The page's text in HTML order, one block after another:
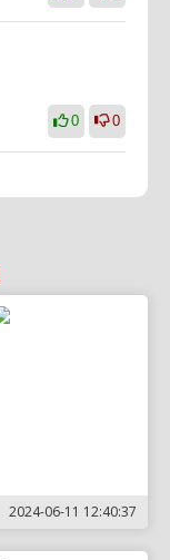
0 0
2024-06-11 12:40:37